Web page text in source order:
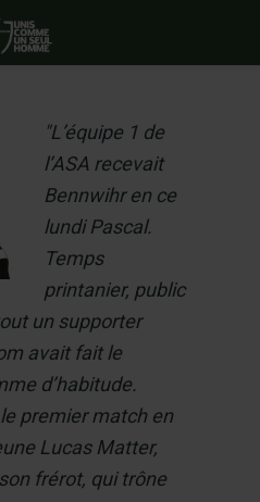
"L’équipe 1 de
l’ASA recevait
Bennwihr en ce
lundi Pascal.
Temps
printanier, public
un supporter
avait fait le
d’habitude.
premier match en
Lucas Matter,
frérot, qui trône